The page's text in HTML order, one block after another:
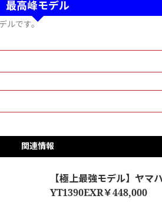
最高峰モデル
ルです。
関連情報
【極上最強モデル】ヤマ
YT1390EXR￥448,000